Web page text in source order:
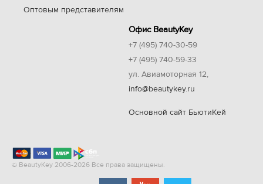
Оптовым представителям
Офис BeautyKey
+7 (495) 740-30-59
+7 (495) 740-59-33
ул. Авиамоторная 12,
info@beautykey.ru
Основной сайт БьютиКей
© BeautyKey 2006-2026 Все права защищены.